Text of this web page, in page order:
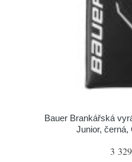
Bauer Brankářská
Junior, černá,
3